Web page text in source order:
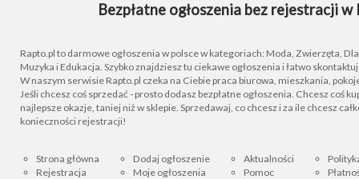
Bezpłatne ogłoszenia bez rejestracji w
Rapto.pl to darmowe ogłoszenia w polsce w kategoriach: Moda, Zwierzęta, Dla
Muzyka i Edukacja. Szybko znajdziesz tu ciekawe ogłoszenia i łatwo
W naszym serwisie Rapto.pl czeka na Ciebie praca biurowa, mieszkania,
Jeśli chcesz coś sprzedać - prosto dodasz bezpłatne ogłoszenia. Chcesz coś
najlepsze okazje, taniej niż w sklepie. Sprzedawaj, co chcesz i za ile chcesz
konieczności rejestracji!
Strona główna
Rejestracja
Dodaj ogłoszenie
Moje ogłoszenia
Aktualności
Pomoc